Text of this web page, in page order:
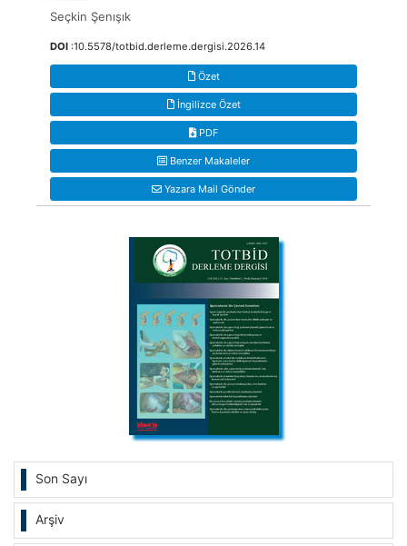
Son Sayı
Arşiv
Seçkin Şenışık
DOI :10.5578/totbid.derleme.dergisi.2026.14
Özet
İngilizce Özet
PDF
Benzer Makaleler
Yazara Mail Gönder